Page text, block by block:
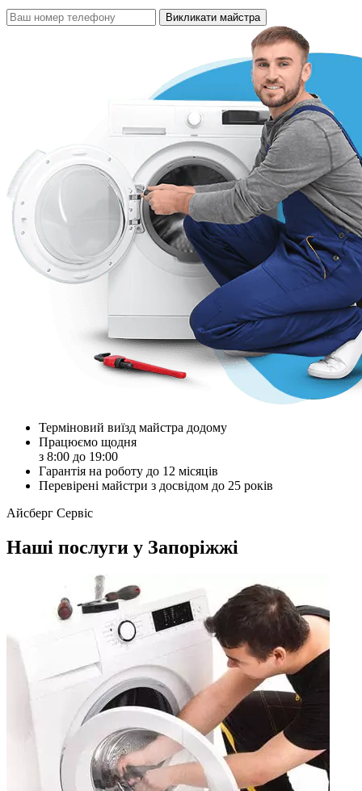
Викликати майстра
Терміновий виїзд майстра додому
Працюємо щодня
з 8:00 до 19:00
Гарантія на роботу до 12 місяців
Перевірені майстри з досвідом до 25 років
Айсберг Сервіс
Наші послуги у Запоріжжі